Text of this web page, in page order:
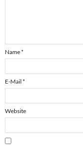
Name*
E-Mail *
Website